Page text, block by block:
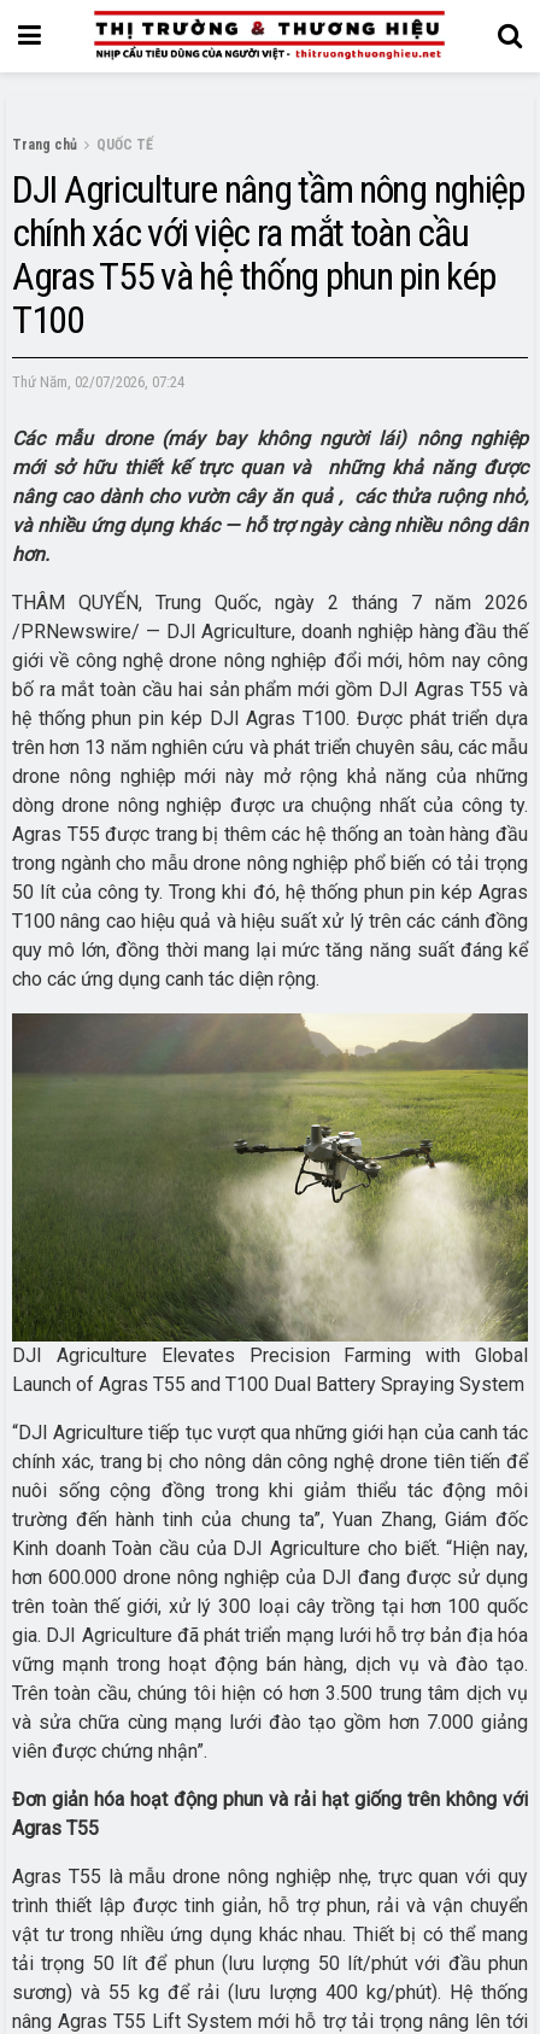
Trang chủ QUỐC TẾ
DJI Agriculture nâng tầm nông nghiệp
chính xác với việc ra mắt toàn cầu
Agras T55 và hệ thống phun pin kép
T100
Thứ Năm, 02/07/2026, 07:24
Các mẫu drone (máy bay không người lái) nông nghiệp
mới sở hữu thiết kế trực quan và
những khả năng được
nâng cao dành cho vườn cây ăn quả , các thửa ruộng nhỏ,
và nhiều ứng dụng khác — hỗ trợ ngày càng nhiều nông dân
hơn.
THÂM QUYẾN, Trung Quốc, ngày 2 tháng 7 năm 2026
/PRNewswire/ — DJI Agriculture, doanh nghiệp hàng đầu thế
giới về công nghệ drone nông nghiệp đổi mới, hôm nay công
bố ra mắt toàn cầu hai sản phẩm mới gồm DJI Agras T55 và
hệ thống phun pin kép DJI Agras T100. Được phát triển dựa
trên hơn 13 năm nghiên cứu và phát triển chuyên sâu, các mẫu
drone nông nghiệp mới này mở rộng khả năng của những
dòng drone nông nghiệp được ưa chuộng nhất của công ty.
Agras T55 được trang bị thêm các hệ thống an toàn hàng đầu
trong ngành cho mẫu drone nông nghiệp phổ biến có tải trọng
50 lít của công ty. Trong khi đó, hệ thống phun pin kép Agras
T100 nâng cao hiệu quả và hiệu suất xử lý trên các cánh đồng
quy mô lớn, đồng thời mang lại mức tăng năng suất đáng kể
cho các ứng dụng canh tác diện rộng.
DJI Agriculture Elevates Precision Farming with Global
Launch of Agras T55 and T100 Dual Battery Spraying System
“DJI Agriculture tiếp tục vượt qua những giới hạn của canh tác
chính xác, trang bị cho nông dân công nghệ drone tiên tiến để
nuôi sống cộng đồng trong khi giảm thiểu tác động môi
trường đến hành tinh của chung ta”, Yuan Zhang, Giám đốc
Kinh doanh Toàn cầu của DJI Agriculture cho biết. “Hiện nay,
hơn 600.000 drone nông nghiệp của DJI đang được sử dụng
trên toàn thế giới, xử lý 300 loại cây trồng tại hơn 100 quốc
gia. DJI Agriculture đã phát triển mạng lưới hỗ trợ bản địa hóa
vững mạnh trong hoạt động bán hàng, dịch vụ và đào tạo.
Trên toàn cầu, chúng tôi hiện có hơn 3.500 trung tâm dịch vụ
và sửa chữa cùng mạng lưới đào tạo gồm hơn 7.000 giảng
viên được chứng nhận”.
Đơn giản hóa hoạt động phun và rải hạt giống trên không với
Agras T55
Agras T55 là mẫu drone nông nghiệp nhẹ, trực quan với quy
trình thiết lập được tinh giản, hỗ trợ phun, rải và vận chuyển
vật tư trong nhiều ứng dụng khác nhau. Thiết bị có thể mang
tải trọng 50 lít để phun (lưu lượng 50 lít/phút với đầu phun
sương) và 55 kg để rải (lưu lượng 400 kg/phút). Hệ thống
nâng Agras T55 Lift System mới hỗ trợ tải trọng nâng lên tới